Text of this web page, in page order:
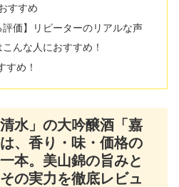
すすめ
価】リピーターのリアルな声
んな人におすすめ！
すめ！
水」の大吟醸酒「嘉
、香り・味・価格の
本。美山錦の旨みと
の実力を徹底レビュ